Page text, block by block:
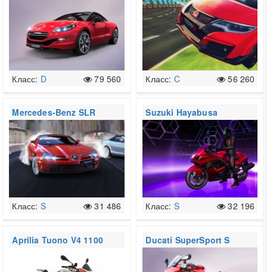
Класс: D 79 560 Класс: C 56 260
Mercedes-Benz SLR
McLaren 722 Edition
Класс: S 31 486
Suzuki Hayabusa
Класс: S 32 196
Aprilia Tuono V4 1100
Ducati SuperSport S